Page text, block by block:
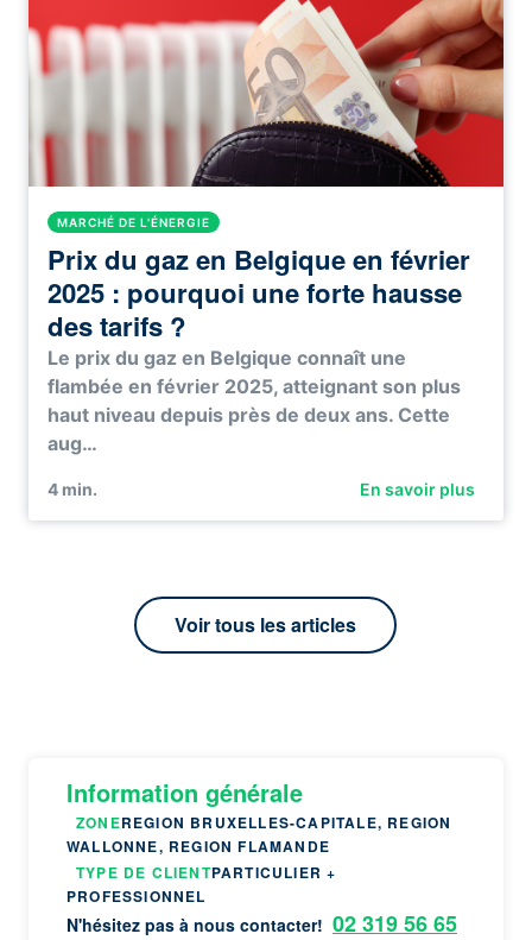
MARCHÉ DE L'ÉNERGIE
Prix du gaz en Belgique en février
2025 : pourquoi une forte hausse
des tarifs ?
Le prix du gaz en Belgique connaît une
flambée en février 2025, atteignant son plus
haut niveau depuis près de deux ans. Cette
aug…
4 min. En savoir plus
Voir tous les articles
Information générale
ZONEREGION BRUXELLES-CAPITALE, REGION
WALLONNE, REGION FLAMANDE
TYPE DE CLIENTPARTICULIER +
PROFESSIONNEL
N'hésitez pas à nous contacter! 02 319 56 65